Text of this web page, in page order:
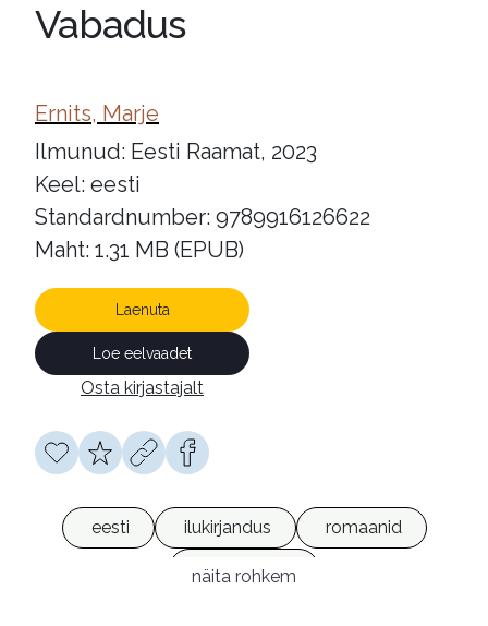
Vabadus
Ernits, Marje
Ilmunud: Eesti Raamat, 2023
Keel: eesti
Standardnumber: 9789916126622
Maht: 1.31 MB (EPUB)
Laenuta
Loe eelvaadet
Osta kirjastajalt
eesti ilukirjandus
romaanid
e-raamatud
näita rohkem